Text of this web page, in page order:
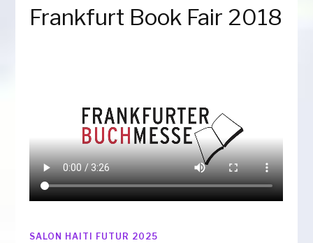
Frankfurt Book Fair 2018
SALON HAITI FUTUR 2025